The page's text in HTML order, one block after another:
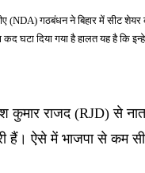
(NDA) गठबंधन ने बिहार में सीट शेयर
कद घटा दिया गया है हालत यह है कि
कुमार राजद (RJD) से
हैं। ऐसे में भाजपा से कम